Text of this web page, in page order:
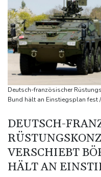
Erneut Waldbrand nahe
Feuerwehrleute im
Niedrigwasser:
von Lang-Lkw
Frontalzusammenstoß in
und drei Schwerverletzte
2025 verunglückte alle
mehr Todesfälle
Auto gerät in
Verkehrsunfall in Bayern
80-Jährige stirbt bei
Westeuropa erlebt
Deutsch-französischer
Bund hält an Einstiegsplan fest
DEUTSCH-
VERSCHIEBT
HÄLT AN